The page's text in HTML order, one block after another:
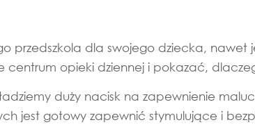
przedszkola dla swojego dziecka,
centrum opieki dziennej i pokazać,
duży nacisk na zapewnienie
jest gotowy zapewnić stymulujące i